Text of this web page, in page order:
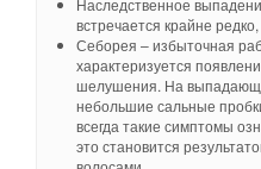
Наследственное
встречается крайне
Себорея – избыточная
характеризуется
шелушения. На
небольшие сальные
всегда такие симптомы
это становится